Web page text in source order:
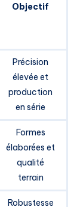
Objectif
Précision
élevée et
production
en série
Formes
élaborées et
qualité
terrain
Robustesse